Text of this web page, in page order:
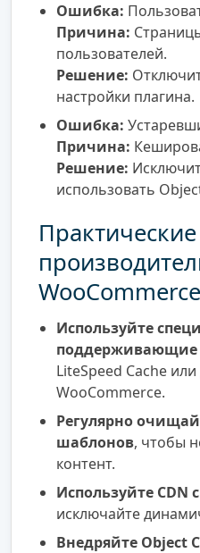
Ошибка:
Причина:
пользователей.
Решение:
настройки плагина.
Ошибка:
Причина:
Решение:
использовать
WooCommerce
Используйте
поддерживающие
LiteSpeed Cache
WooCommerce.
Регулярно
шаблонов, чтобы
контент.
Используйте
исключайте
Внедряйте Object